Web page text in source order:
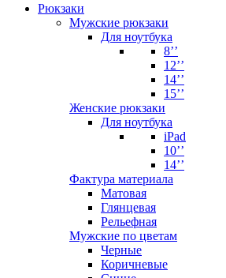
Рюкзаки
Мужские рюкзаки
Для ноутбука
8’’
12’’
14’’
15’’
Женские рюкзаки
Для ноутбука
iPad
10’’
14’’
Фактура материала
Матовая
Глянцевая
Рельефная
Мужские по цветам
Черные
Коричневые